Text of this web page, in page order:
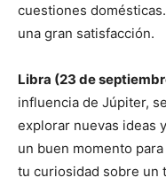
cuestiones
una gran satisfacción.
Libra (23 de
influencia de Júpiter,
explorar nuevas ideas
un buen momento
tu curiosidad sobre un